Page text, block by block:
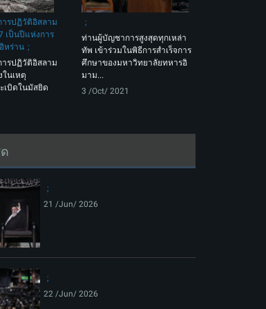
รปฏิวัติอิสลาม
เป็นปีแห่งการ
หร่าน
รปฏิวัติอิสลาม
ในเหตุ
เบิดในมัสยิด
ท่านผู้บัญชาการสูงสุดทุกเหล่า
ทัพ เข้าร่วมในพิธีการสำเร็จการ
ศึกษาของมหาวิทยาลัยทหารอิ
มาม...
3 /Oct/ 2021
21 /Jun/ 2026
22 /Jun/ 2026